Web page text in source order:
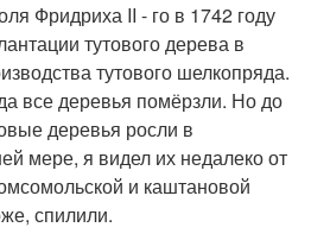
Фридриха II - го в 1742 году
тутового дерева в
тутового шелкопряда.
все деревья помёрзли. Но до
деревья росли в
мере, я видел их недалеко от
и каштановой
спилили.